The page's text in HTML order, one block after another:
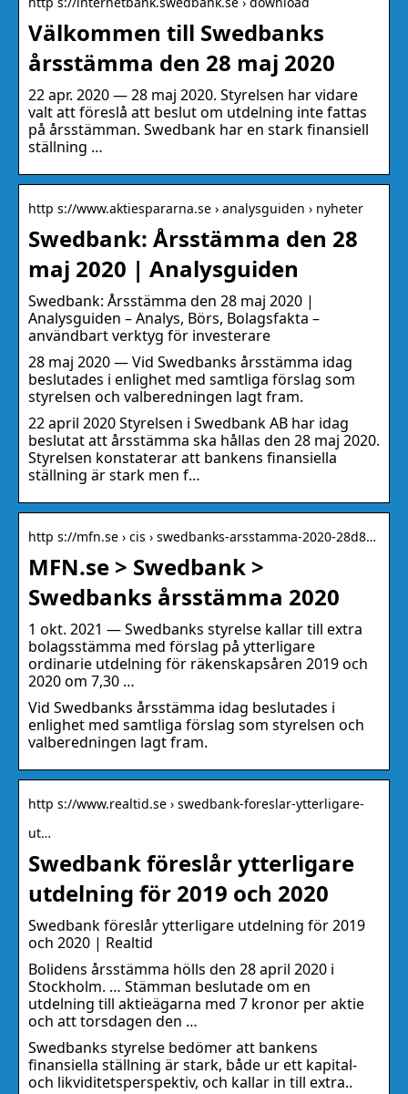
Välkommen till Swedbanks
årsstämma den 28 maj 2020
22 apr. 2020 — 28 maj 2020. Styrelsen har vidare
valt att föreslå att beslut om utdelning inte fattas
på årsstämman. Swedbank har en stark finansiell
ställning …
http s://www.aktiespararna.se › analysguiden › nyheter
Swedbank: Årsstämma den 28
maj 2020 | Analysguiden
Swedbank: Årsstämma den 28 maj 2020 |
Analysguiden – Analys, Börs, Bolagsfakta –
användbart verktyg för investerare
28 maj 2020 — Vid Swedbanks årsstämma idag
beslutades i enlighet med samtliga förslag som
styrelsen och valberedningen lagt fram.
22 april 2020 Styrelsen i Swedbank AB har idag
beslutat att årsstämma ska hållas den 28 maj 2020.
Styrelsen konstaterar att bankens finansiella
ställning är stark men f…
http s://mfn.se › cis › swedbanks-arsstamma-2020-28d8…
MFN.se > Swedbank >
Swedbanks årsstämma 2020
1 okt. 2021 — Swedbanks styrelse kallar till extra
bolagsstämma med förslag på ytterligare
ordinarie utdelning för räkenskapsåren 2019 och
2020 om 7,30 …
Vid Swedbanks årsstämma idag beslutades i
enlighet med samtliga förslag som styrelsen och
valberedningen lagt fram.
http s://www.realtid.se › swedbank-foreslar-ytterligare-
ut…
Swedbank föreslår ytterligare
utdelning för 2019 och 2020
Swedbank föreslår ytterligare utdelning för 2019
och 2020 | Realtid
Bolidens årsstämma hölls den 28 april 2020 i
Stockholm. … Stämman beslutade om en
utdelning till aktieägarna med 7 kronor per aktie
och att torsdagen den …
Swedbanks styrelse bedömer att bankens
finansiella ställning är stark, både ur ett kapital-
och likviditetsperspektiv, och kallar in till extra..